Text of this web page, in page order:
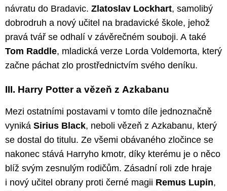
návratu do Bradavic. Zlatoslav Lockhart, samolibý
dobrodruh a nový učitel na bradavické škole, jehož
pravá tvář se odhalí v závěrečném souboji. A také
Tom Raddle, mladická verze Lorda Voldemorta, který
začne páchat zlo prostřednictvím svého deníku.
III. Harry Potter a vězeň z Azkabanu
Mezi ostatními postavami v tomto díle jednoznačně
vyniká Sirius Black, neboli vězeň z Azkabanu, který
se dostal do titulu. Ze všemi obávaného zločince se
nakonec stává Harryho kmotr, díky kterému je o něco
blíž svým zesnulým rodičům. Zásadní roli zde hraje
i nový učitel obrany proti černé magii Remus Lupin,